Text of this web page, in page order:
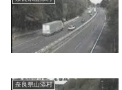
奈良県山添村